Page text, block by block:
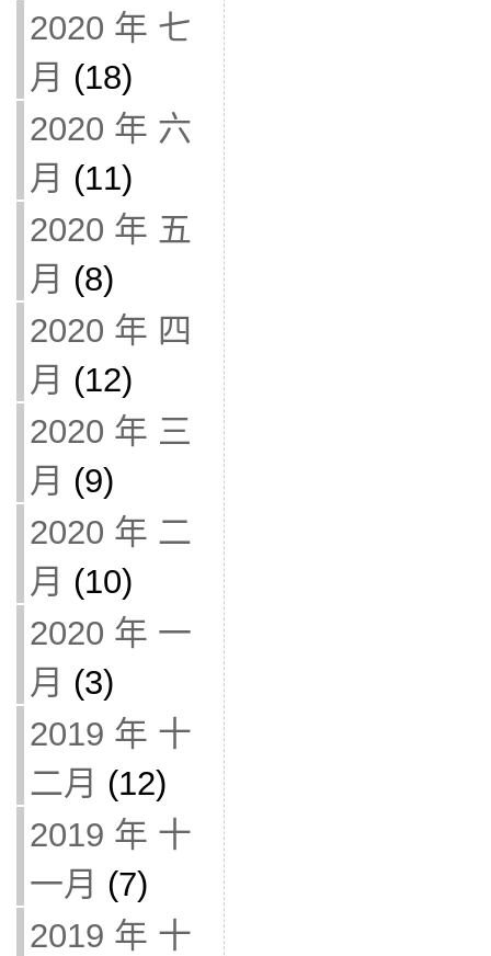
2020 年 七
月 (18)
2020 年 六
月 (11)
2020 年 五
月 (8)
2020 年 四
月 (12)
2020 年 三
月 (9)
2020 年 二
月 (10)
2020 年 一
月 (3)
2019 年 十
二月 (12)
2019 年 十
一月 (7)
2019 年 十